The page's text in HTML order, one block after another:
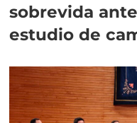
sobrevida
estudio de